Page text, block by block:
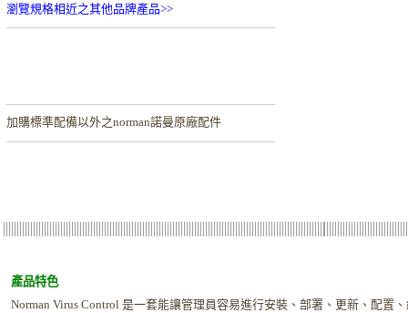
瀏覽規格相近之其他品牌產品>>
加購標準配備以外之norman諾曼原廠配件
產品特色
Norman Virus Control 是一套能讓管理員容易進行安裝、部署、更新、配置